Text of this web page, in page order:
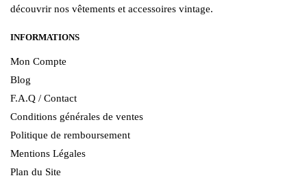
découvrir nos vêtements et accessoires vintage.
INFORMATIONS
Mon Compte
Blog
F.A.Q / Contact
Conditions générales de ventes
Politique de remboursement
Mentions Légales
Plan du Site